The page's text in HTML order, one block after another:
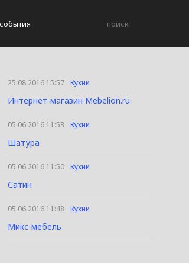
25.08.2016 15:57 Кухни
Интернет-магазин Mebelion.ru
05.06.2016 11:53 Кухни
Шатура
05.06.2016 11:50 Кухни
Сатин
05.06.2016 11:48 Кухни
Микс-мебель